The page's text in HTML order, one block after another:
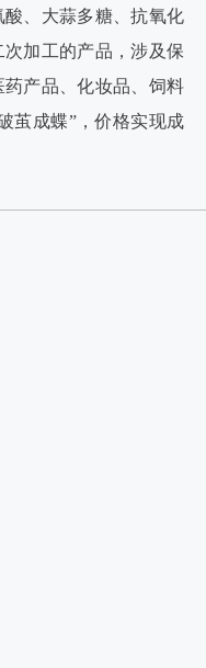
、大蒜多糖、抗氧化
加工的产品，涉及保
产品、化妆品、饲料
茧成蝶”，价格实现成